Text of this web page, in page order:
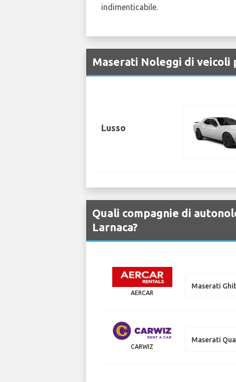
indimenticabile.
Maserati Noleggi di
Lusso
Quali compagnie di
Larnaca?
AERCAR
Maserati
CARWIZ
Maserati